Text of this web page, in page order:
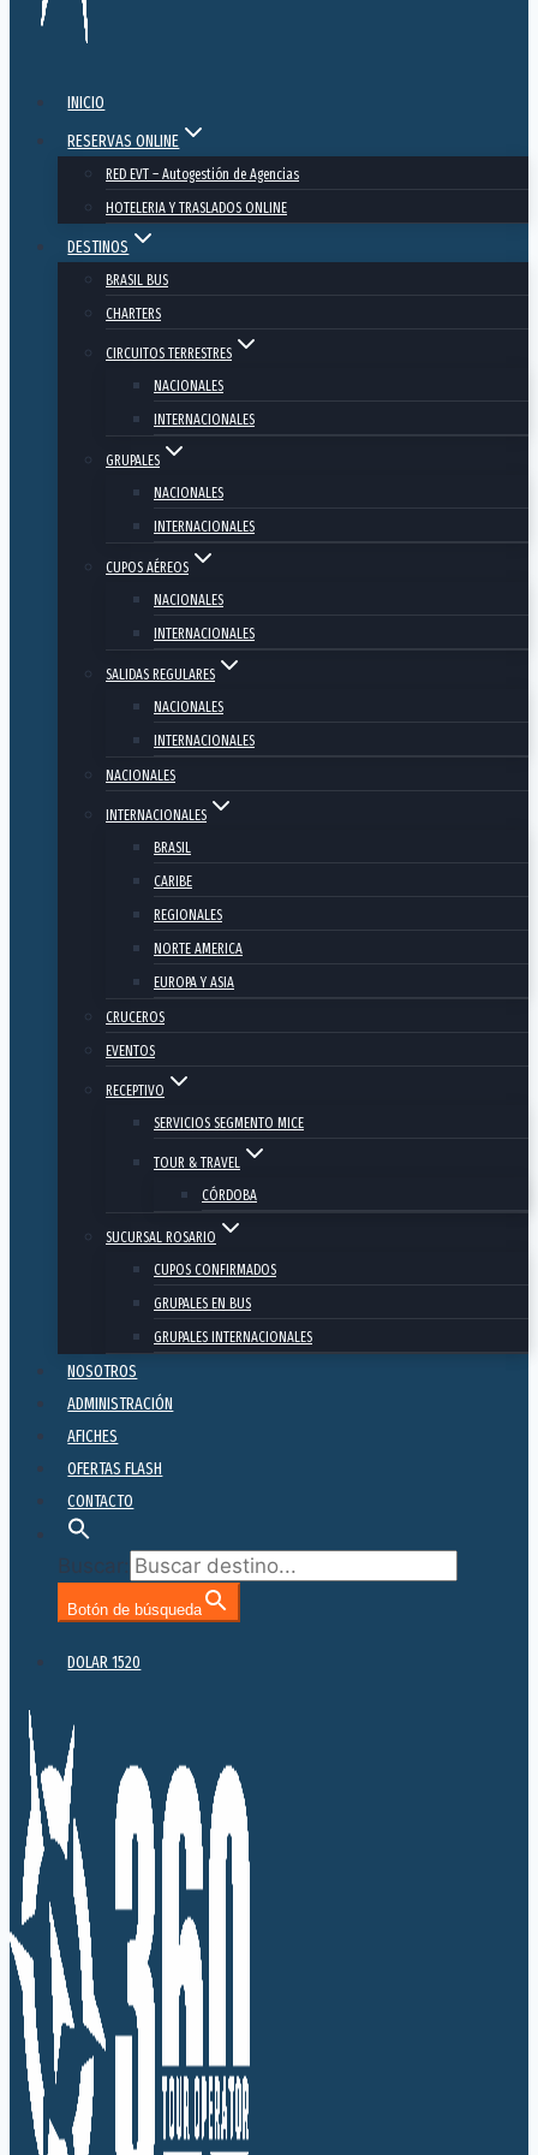
INICIO
RESERVAS ONLINE
RED EVT – Autogestión de Agencias
HOTELERIA Y TRASLADOS ONLINE
DESTINOS
BRASIL BUS
CHARTERS
CIRCUITOS TERRESTRES
NACIONALES
INTERNACIONALES
GRUPALES
NACIONALES
INTERNACIONALES
CUPOS AÉREOS
NACIONALES
INTERNACIONALES
SALIDAS REGULARES
NACIONALES
INTERNACIONALES
NACIONALES
INTERNACIONALES
BRASIL
CARIBE
REGIONALES
NORTE AMERICA
EUROPA Y ASIA
CRUCEROS
EVENTOS
RECEPTIVO
SERVICIOS SEGMENTO MICE
TOUR & TRAVEL
CÓRDOBA
SUCURSAL ROSARIO
CUPOS CONFIRMADOS
GRUPALES EN BUS
GRUPALES INTERNACIONALES
NOSOTROS
ADMINISTRACIÓN
AFICHES
OFERTAS FLASH
CONTACTO
Buscar:
Botón de búsqueda
DOLAR 1520